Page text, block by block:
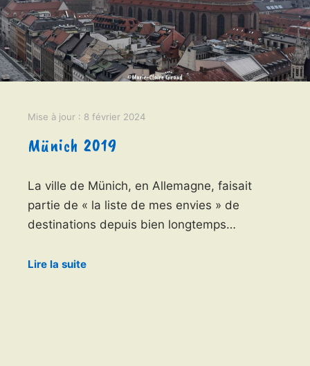
Mise à jour : 8 février 2024
Münich 2019
La ville de Münich, en Allemagne, faisait
partie de « la liste de mes envies » de
destinations depuis bien longtemps…
Lire la suite